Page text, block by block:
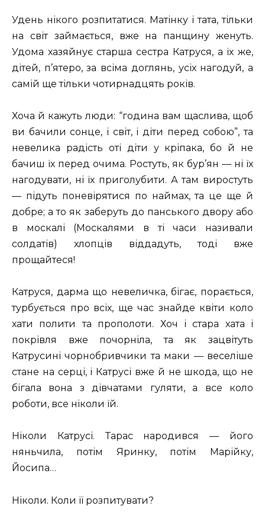
Удень нікого розпитатися. Матінку і тата, тільки
на світ займається, вже на панщину женуть.
Удома хазяйнує старша сестра Катруся, а їх же,
дітей, п’ятеро, за всіма доглянь, усіх нагодуй, а
самій ще тільки чотирнадцять років.
Хоча й кажуть люди: “година вам щаслива, щоб
ви бачили сонце, і світ, і діти перед собою”, та
невелика радість оті діти у кріпака, бо й не
бачиш їх перед очима. Ростуть, як бур’ян — ні їх
нагодувати, ні їх приголубити. А там виростуть
— підуть поневірятися по наймах, та це ще й
добре; а то як заберуть до панського двору або
в москалі (Москалями в ті часи називали
солдатів) хлопців віддадуть, тоді вже
прощайтеся!
Катруся, дарма що невеличка, бігає, порається,
турбується про всіх, ще час знайде квіти коло
хати полити та прополоти. Хоч і стара хата і
покрівля вже почорніла, та як зацвітуть
Катрусині чорнобривчики та маки — веселіше
стане на серці, і Катрусі вже й не шкода, що не
бігала вона з дівчатами гуляти, а все коло
роботи, все ніколи їй.
Ніколи Катрусі. Тарас народився — його
няньчила, потім Яринку, потім Марійку,
Йосипа…
Ніколи. Коли її розпитувати?